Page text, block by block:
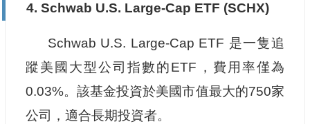
4. Schwab U.S. Large-Cap ETF (SCHX)
Schwab U.S. Large-Cap ETF 是一隻追
蹤美國大型公司指數的ETF，費用率僅為
0.03%。該基金投資於美國市值最大的750家
公司，適合長期投資者。